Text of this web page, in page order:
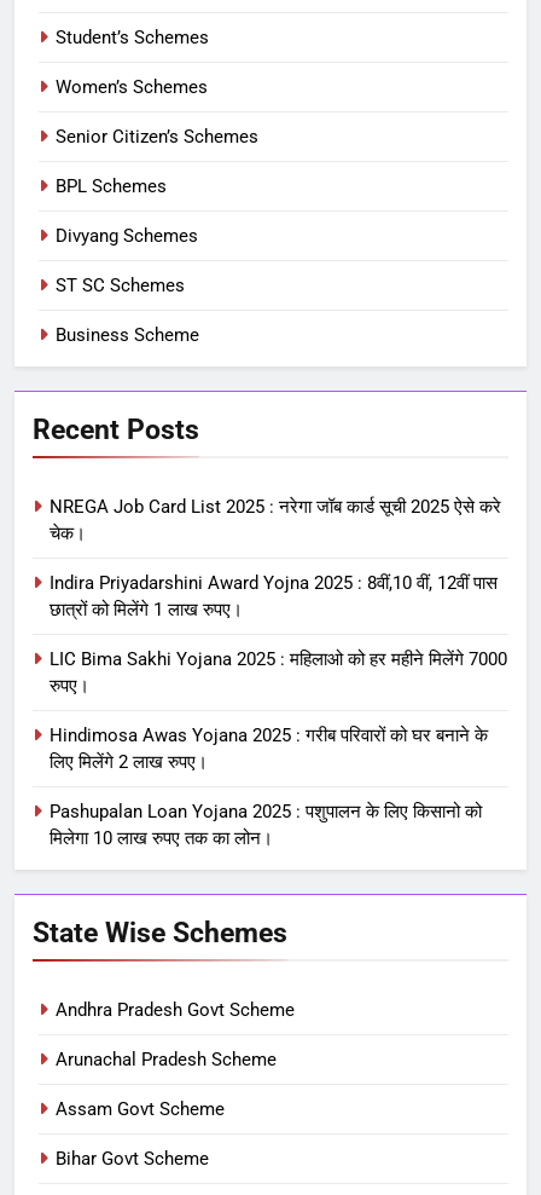
Student’s Schemes
Women’s Schemes
Senior Citizen’s Schemes
BPL Schemes
Divyang Schemes
ST SC Schemes
Business Scheme
Recent Posts
NREGA Job Card List 2025 : नरेगा जॉब कार्ड सूची 2025 ऐसे करे
चेक।
Indira Priyadarshini Award Yojna 2025 : 8वीं,10 वीं, 12वीं पास
छात्रों को मिलेंगे 1 लाख रुपए।
LIC Bima Sakhi Yojana 2025 : महिलाओ को हर महीने मिलेंगे 7000
रुपए।
Hindimosa Awas Yojana 2025 : गरीब परिवारों को घर बनाने के
लिए मिलेंगे 2 लाख रुपए।
Pashupalan Loan Yojana 2025 : पशुपालन के लिए किसानो को
मिलेगा 10 लाख रुपए तक का लोन।
State Wise Schemes
Andhra Pradesh Govt Scheme
Arunachal Pradesh Scheme
Assam Govt Scheme
Bihar Govt Scheme